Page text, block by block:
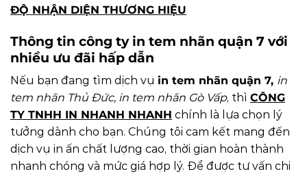
ĐỘ NHẬN DIỆN THƯƠNG HIỆU
Thông tin công ty in tem nhãn quận 7 với
nhiều ưu đãi hấp dẫn
Nếu bạn đang tìm dịch vụ in tem nhãn quận 7, in
tem nhãn Thủ Đức, in tem nhãn Gò Vấp, thì CÔNG
TY TNHH IN NHANH NHANH chính là lựa chọn lý
tưởng dành cho bạn. Chúng tôi cam kết mang đến
dịch vụ in ấn chất lượng cao, thời gian hoàn thành
nhanh chóng và mức giá hợp lý. Để được tư vấn chi